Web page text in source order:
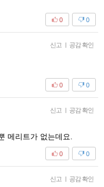
0
0
신고 | 공감 확인
0
0
신고 | 공감 확인
메리트가 없는데요.
0
0
신고 | 공감 확인